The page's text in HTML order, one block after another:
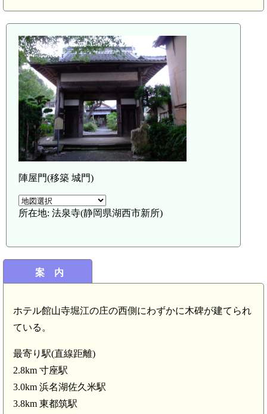
陣屋門(移築 城門)
所在地: 法泉寺(静岡県湖西市新所)
案 内
ホテル館山寺堀江の庄の西側にわずかに木碑が建てられ
ている。
最寄り駅(直線距離)
2.8km 寸座駅
3.0km 浜名湖佐久米駅
3.8km 東都筑駅